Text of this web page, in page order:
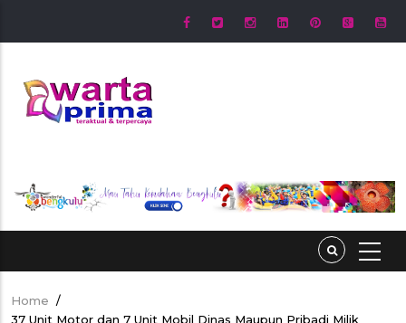
Breadcrumb
Home /
37 Unit Motor dan 7 Unit Mobil Dinas Maupun Pribadi Milik